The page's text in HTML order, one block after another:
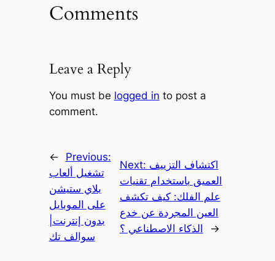
Comments
Leave a Reply
You must be logged in to post a
comment.
←
Previous:
تشغيل ألعاب
بلاي ستيشن
على الموبايل
بدون إنترنت|
سوالف تك
Next: اكتشاف التزييف
العميق باستخدام تقنيات
علم الفلك: كيف تكشف
العين المجردة عن خدع
الذكاء الاصطناعي ؟
→